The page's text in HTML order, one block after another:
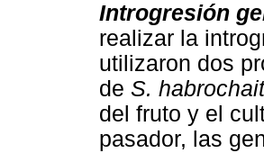
Introgresión
realizar la
utilizaron dos
de S.
del fruto y el
pasador, las